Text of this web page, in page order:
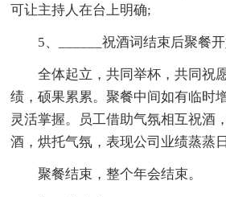
可让主持人在台上明确;
5、______祝酒词结束后聚餐开
全体起立，共同举杯，共同祝
绩，硕果累累。聚餐中间如有临时
灵活掌握。员工借助气氛相互祝酒
酒，烘托气氛，表现公司业绩蒸蒸
聚餐结束，整个年会结束。